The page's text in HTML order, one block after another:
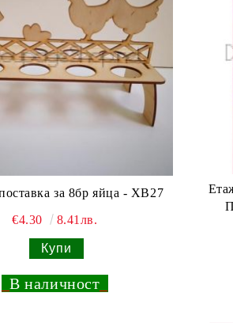
за 8бр яйца - XB27
€4.30 8.41лв.
_В наличност